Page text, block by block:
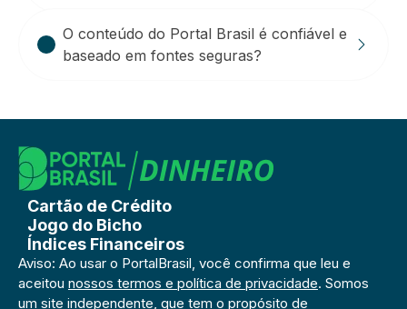
O conteúdo do Portal Brasil é confiável e
baseado em fontes seguras?
Cartão de Crédito
Jogo do Bicho
Índices Financeiros
Aviso: Ao usar o PortalBrasil, você confirma que leu e
aceitou nossos termos e política de privacidade. Somos
um site independente, que tem o propósito de